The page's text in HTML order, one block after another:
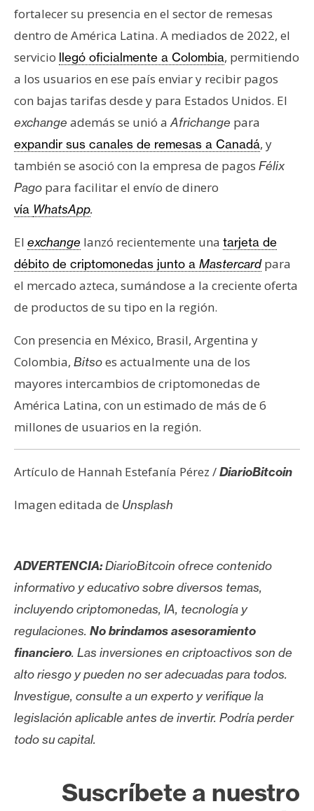
fortalecer su presencia en el sector de remesas
dentro de América Latina. A mediados de 2022, el
servicio llegó oficialmente a Colombia, permitiendo
a los usuarios en ese país enviar y recibir pagos
con bajas tarifas desde y para Estados Unidos. El
exchange además se unió aAfrichange para
expandir sus canales de remesas a Canadá, y
también se asoció con la empresa de pagos Félix
Pago para facilitar el envío de dinero
vía WhatsApp.
El exchange lanzó recientemente una tarjeta de
débito de criptomonedas junto a Mastercardpara
el mercado azteca, sumándose a la creciente oferta
de productos de su tipo en la región.
Con presencia en México, Brasil, Argentina y
Colombia, Bitsoes actualmente una de los
mayores intercambios de criptomonedas de
América Latina, con un estimado de más de 6
millones de usuarios en la región.
Artículo de Hannah Estefanía Pérez /DiarioBitcoin
Imagen editada de Unsplash
ADVERTENCIA:DiarioBitcoin ofrece contenido
informativo y educativo sobre diversos temas,
incluyendo criptomonedas, IA, tecnología y
regulaciones. No brindamos asesoramiento
financiero. Las inversiones en criptoactivos son de
alto riesgo y pueden no ser adecuadas para todos.
Investigue, consulte a un experto y verifique la
legislación aplicable antes de invertir. Podría perder
todo su capital.
Suscríbete a nuestro